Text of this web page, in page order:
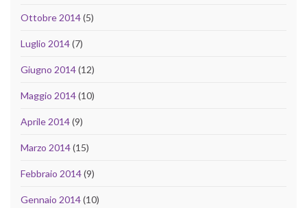
Ottobre 2014(5)
Luglio 2014(7)
Giugno 2014(12)
Maggio 2014(10)
Aprile 2014(9)
Marzo 2014(15)
Febbraio 2014(9)
Gennaio 2014(10)